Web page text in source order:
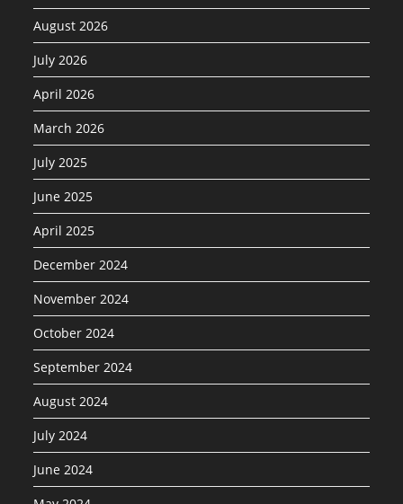
August 2026
July 2026
April 2026
March 2026
July 2025
June 2025
April 2025
December 2024
November 2024
October 2024
September 2024
August 2024
July 2024
June 2024